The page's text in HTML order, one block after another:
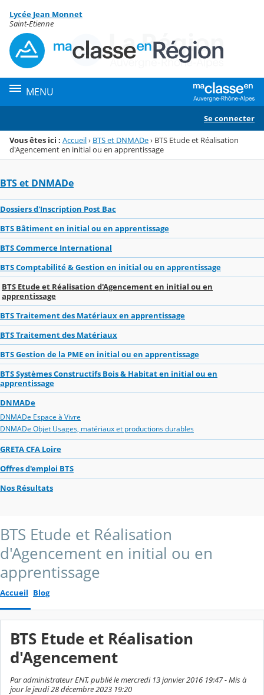
Menu de la rubrique
Contenu
Lycée Jean Monnet
Saint-Etienne
MENU
Se connecter
Vous êtes ici : Accueil› BTS et DNMADe› BTS Etude et Réalisation
d'Agencement en initial ou en apprentissage
BTS et DNMADe
Dossiers d'Inscription Post Bac
BTS Bâtiment en initial ou en apprentissage
BTS Commerce International
BTS Comptabilité & Gestion en initial ou en apprentissage
BTS Etude et Réalisation d'Agencement en initial ou en
apprentissage
BTS Traitement des Matériaux en apprentissage
BTS Traitement des Matériaux
BTS Gestion de la PME en initial ou en apprentissage
BTS Systèmes Constructifs Bois & Habitat en initial ou en
apprentissage
DNMADe
DNMADe Espace à Vivre
DNMADe Objet Usages, matériaux et productions durables
GRETA CFA Loire
Offres d'emploi BTS
Nos Résultats
BTS Etude et Réalisation
d'Agencement en initial ou en
apprentissage
Accueil Blog
BTS Etude et Réalisation
d'Agencement
Par administrateur ENT, publié le mercredi 13 janvier 2016 19:47 - Mis à
jour le jeudi 28 décembre 2023 19:20